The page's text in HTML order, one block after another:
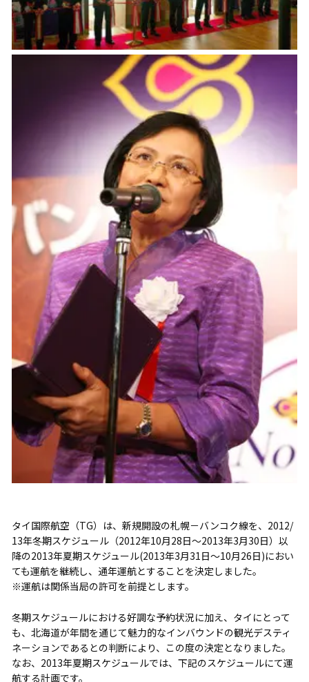
タイ国際航空（TG）は、新規開設の札幌－バンコク線を、2012/
13年冬期スケジュール（2012年10月28日～2013年3月30日）以
降の2013年夏期スケジュール(2013年3月31日～10月26日)におい
ても運航を継続し、通年運航とすることを決定しました。
※運航は関係当局の許可を前提とします。
冬期スケジュールにおける好調な予約状況に加え、タイにとって
も、北海道が年間を通じて魅力的なインバウンドの観光デスティ
ネーションであるとの判断により、この度の決定となりました。
なお、2013年夏期スケジュールでは、下記のスケジュールにて運
航する計画です。